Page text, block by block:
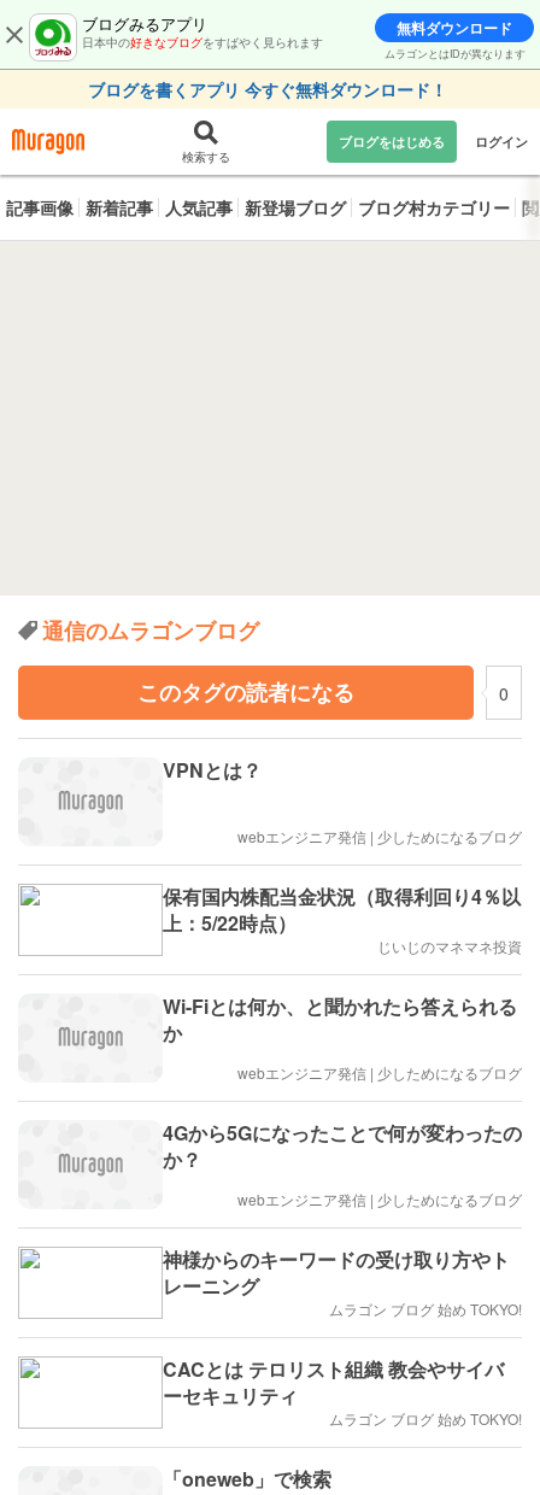
ブログみるアプリ
日本中の好きなブログをすばやく見られます
無料ダウンロード
ムラゴンとはIDが異なります
ブログを書くアプリ 今すぐ無料ダウンロード！
検索する
ブログをはじめる ログイン
記事画像 新着記事 人気記事 新登場ブログ ブログ村カテゴリー
通信のムラゴンブログ
このタグの読者になる
0
VPNとは？
webエンジニア発信 | 少しためになるブログ
保有国内株配当金状況（取得利回り4％以
上：5/22時点）
じいじのマネマネ投資
Wi-Fiとは何か、と聞かれたら答えられる
か
webエンジニア発信 | 少しためになるブログ
4Gから5Gになったことで何が変わったの
か？
webエンジニア発信 | 少しためになるブログ
神様からのキーワードの受け取り方やト
レーニング
ムラゴン ブログ 始め TOKYO!
CACとは テロリスト組織 教会やサイバ
ーセキュリティ
ムラゴン ブログ 始め TOKYO!
「oneweb」で検索